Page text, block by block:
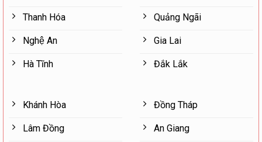
Thanh Hóa
Nghệ An
Hà Tĩnh
Quảng Ngãi
Gia Lai
Đắk Lắk
Khánh Hòa
Lâm Đồng
Đồng Tháp
An Giang